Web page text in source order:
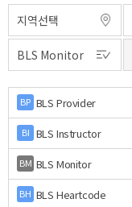
BP BLS Provider
BI BLS Instructor
BM BLS Monitor
BH BLS Heartcode